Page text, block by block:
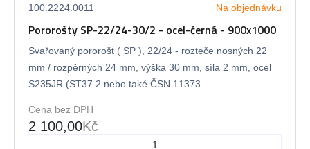
100.2224.0011 Na objednávku
Pororošty SP-22/24-30/2 - ocel-černá - 900x1000
Svařovaný pororošt ( SP ), 22/24 - rozteče nosných 22
mm / rozpěrných 24 mm, výška 30 mm, síla 2 mm, ocel
S235JR (ST37.2 nebo také ČSN 11373
Cena bez DPH
2 100,00Kč